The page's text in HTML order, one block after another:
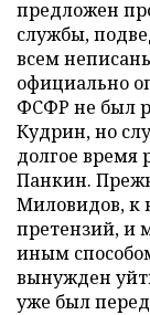
предложен
службы,
всем
официально
ФСФР не был
Кудрин, но
долгое
Панкин.
Миловидов, к
претензий, и
иным
вынужден
уже был